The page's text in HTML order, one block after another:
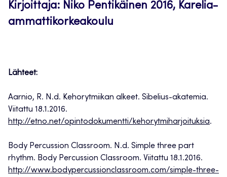
Kirjoittaja: Niko Pentikäinen 2016, Karelia-
ammattikorkeakoulu
Lähteet:
Aarnio, R. N.d. Kehorytmiikan alkeet. Sibelius-akatemia.
Viitattu 18.1.2016.
http://etno.net/opintodokumentti/kehorytmiharjoituksia.
Body Percussion Classroom. N.d. Simple three part
rhythm. Body Percussion Classroom. Viitattu 18.1.2016.
http://www.bodypercussionclassroom.com/simple-three-